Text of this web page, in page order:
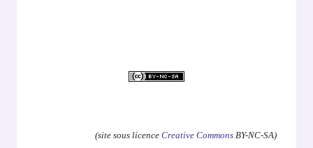
(site sous licence Creative CommonsBY-NC-SA)